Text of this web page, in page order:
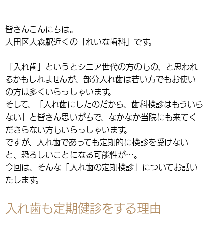
皆さんこんにちは。
大田区大森駅近くの「れいな歯科」です。
「入れ歯」というとシニア世代の方のもの、と思われ
るかもしれませんが、部分入れ歯は若い方でもお使い
の方は多くいらっしゃいます。
そして、「入れ歯にしたのだから、歯科検診はもういら
ない」と皆さん思いがちで、なかなか当院にも来てく
ださらない方もいらっしゃいます。
ですが、入れ歯であっても定期的に検診を受けない
と、恐ろしいことになる可能性が…。
今回は、そんな「入れ歯の定期検診」についてお話い
たします。
入れ歯も定期健診をする理由